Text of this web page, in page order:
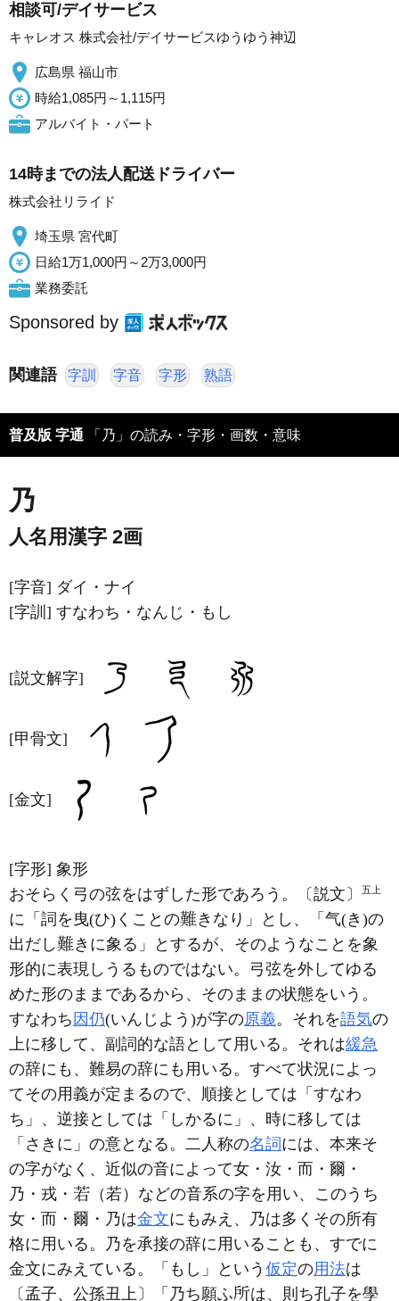
相談可/デイサービス
キャレオス 株式会社/デイサービスゆうゆう神辺
広島県 福山市
時給1,085円～1,115円
アルバイト・パート
14時までの法人配送ドライバー
株式会社リライド
埼玉県 宮代町
日給1万1,000円～2万3,000円
業務委託
Sponsored by
関連語 字訓 字音 字形 熟語
普及版 字通 「乃」の読み・字形・画数・意味
乃
人名用漢字 2画
[字音] ダイ・ナイ
[字訓] すなわち・なんじ・もし
[説文解字]
[甲骨文]
[金文]
[字形] 象形
おそらく弓の弦をはずした形であろう。〔説文〕
五上
に「詞を曳(ひ)くことの
きなり」とし、「气(き)の
出だし
きに象る」とするが、そのようなことを象
形的に表現しうるものではない。弓弦を外してゆる
めた形のままであるから、そのままの状態をいう。
すなわち 因仍(いんじよう)が字の原義。それを語気の
上に移して、副詞的な語として用いる。それは緩急
の辞にも、難易の辞にも用いる。すべて状況によっ
てその用義が定まるので、順接としては「すなわ
ち」、逆接としては「しかるに」、時に移しては
「さきに」の意となる。二人称の名詞には、本来そ
の字がなく、近似の音によって女・汝・而・爾・
乃・戎・
（若）などの音系の字を用い、このうち
女・而・爾・乃は金文にもみえ、乃は多くその所有
格に用いる。乃を承接の辞に用いることも、すでに
金文にみえている。「もし」という 仮定の用法は
〔孟子、公孫丑上〕「乃ち願ふ
は、則ち孔子を學